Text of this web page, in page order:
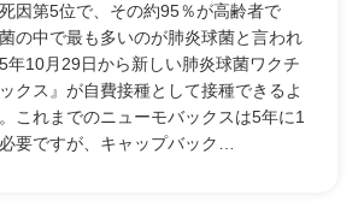
因第5位で、その約95％が高齢者で
の中で最も多いのが肺炎球菌と言われ
年10月29日から新しい肺炎球菌ワクチ
クス』が自費接種として接種できるよ
これまでのニューモバックスは5年に1
要ですが、キャップバック…